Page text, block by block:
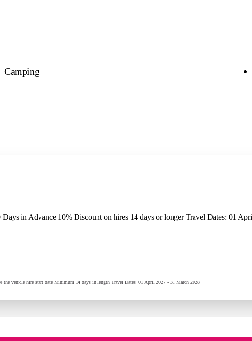
Camping
in Advance 10% Discount on hires 14 days or longer Travel Dates: 01
the vehicle hire start date Minimum 14 days in length Travel Dates: 01 April 2027 - 31 March 2028